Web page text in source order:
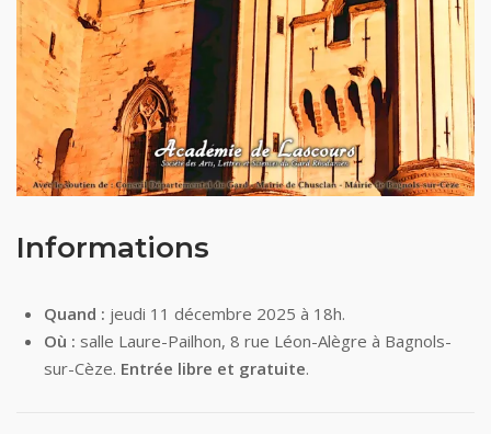
Informations
Quand : jeudi 11 décembre 2025 à 18h.
Où : salle Laure-Pailhon, 8 rue Léon-Alègre à Bagnols-
sur-Cèze. Entrée libre et gratuite.